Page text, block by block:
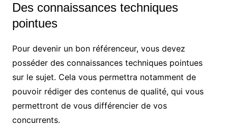
Des connaissances techniques
pointues
Pour devenir un bon référenceur, vous devez
posséder des connaissances techniques pointues
sur le sujet. Cela vous permettra notamment de
pouvoir rédiger des contenus de qualité, qui vous
permettront de vous différencier de vos
concurrents.